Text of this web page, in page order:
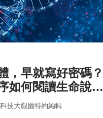
，早就寫好密碼？
如何閱讀生命說明
科技大觀園特約編輯